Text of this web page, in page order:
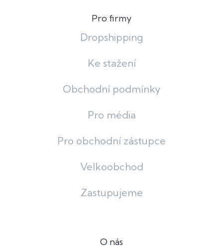
Pro firmy
Dropshipping
Ke stažení
Obchodní podmínky
Pro média
Pro obchodní zástupce
Velkoobchod
Zastupujeme
O nás